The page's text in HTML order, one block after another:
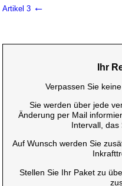
Artikel 3 ←
Ihr
Verpassen Sie
Sie werden über jede
Änderung per Mail
Intervall, das
Auf Wunsch werden Sie
Stellen Sie Ihr Paket zu